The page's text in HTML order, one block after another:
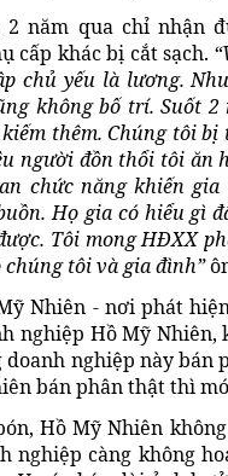
2 năm qua chỉ nhận
cấp khác bị cắt sạch.
chủ yếu là lương.
không bố trí. Suốt
thêm. Chúng tôi
người đồn thổi tôi ăn
chức năng khiến
Họ gia có hiểu gì
Tôi mong HĐXX
tôi và gia đình”
Nhiên - nơi phát
nghiệp Hồ Mỹ
nghiệp này bán
bán phân thật thì
Hồ Mỹ Nhiên
nghiệp càng không